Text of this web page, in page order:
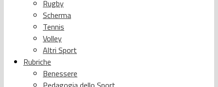
Rugby
Scherma
Tennis
Volley
Altri Sport
Rubriche
Benessere